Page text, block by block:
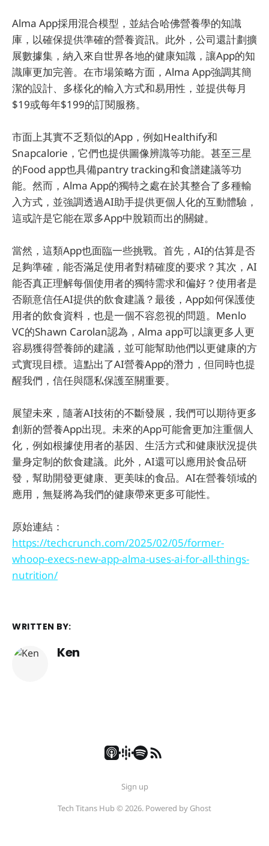
Alma App採用混合模型，並結合哈佛營養學的知識
庫，以確保提供準確的營養資訊。此外，公司還計劃擴
展數據集，納入來自世界各地的健康知識，讓App的知
識庫更加完善。在市場策略方面，Alma App強調其簡
潔的設計、多樣化的輸入方式和易用性，並提供每月
$19或每年$199的訂閱服務。
市面上其實不乏類似的App，例如Healthify和
Snapcalorie，它們也提供圖像辨識等功能。甚至三星
的Food app也具備pantry tracking和食譜建議等功
能。然而，Alma App的獨特之處在於其整合了多種輸
入方式，並強調透過AI助手提供更個人化的互動體驗，
這或許是它能在眾多App中脫穎而出的關鍵。
當然，這類App也面臨一些挑戰。首先，AI的估算是否
足夠準確，能否滿足使用者對精確度的要求？其次，AI
能否真正理解每個使用者的獨特需求和偏好？使用者是
否願意信任AI提供的飲食建議？最後，App如何保護使
用者的飲食資料，也是一個不容忽視的問題。Menlo
VC的Shawn Carolan認為，Alma app可以讓更多人更
容易獲得營養師的建議，並可能幫助他們以更健康的方
式實現目標。這點出了AI營養App的潛力，但同時也提
醒我們，信任與隱私保護至關重要。
展望未來，隨著AI技術的不斷發展，我們可以期待更多
創新的營養App出現。未來的App可能會更加注重個人
化，例如根據使用者的基因、生活方式和健康狀況提供
量身定制的飲食建議。此外，AI還可以應用於食品研
發，幫助開發更健康、更美味的食品。AI在營養領域的
應用，無疑將為我們的健康帶來更多可能性。
原始連結：
https://techcrunch.com/2025/02/05/former-
whoop-execs-new-app-alma-uses-ai-for-all-things-
nutrition/
WRITTEN BY:
Ken
Sign up
Tech Titans Hub © 2026. Powered by Ghost